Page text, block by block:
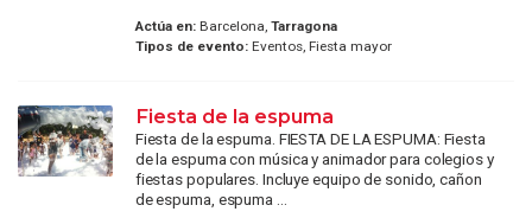
Actúa en:Barcelona, Tarragona
Tipos de evento:Eventos, Fiesta mayor
Fiesta de la espuma
Fiesta de la espuma. FIESTA DE LA ESPUMA: Fiesta
de la espuma con música y animador para colegios y
fiestas populares. Incluye equipo de sonido, cañon
de espuma, espuma ...